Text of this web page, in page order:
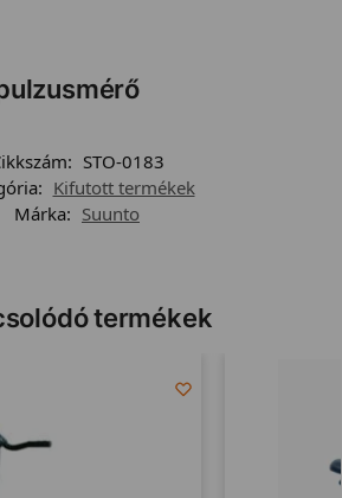
STO-0183
Kifutott termékek
Márka: Suunto
termékek